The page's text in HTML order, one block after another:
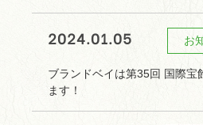
2024.01.05 お
ブランドベイは第35回 国際宝
ます！